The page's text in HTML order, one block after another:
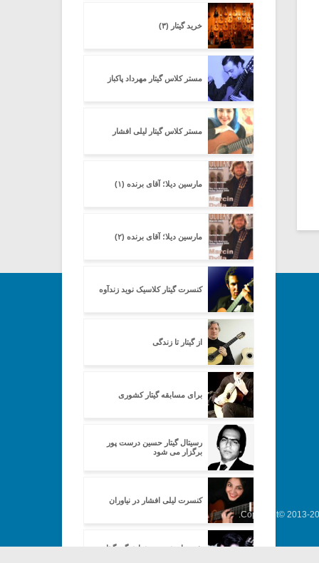
خرید گیتار (۳)
مستر کلاس گیتار مهرداد پاکباز
مستر کلاس گیتار لیلی افشار
مارسین دیلا؛ آقای برنده (۱)
مارسین دیلا؛ آقای برنده (۲)
کنسرت گیتار کلاسیک نوید زندآوه
از گیتار تا زندگی
برای مسابقه گیتار کشوری
رسیتال گیتار حسین درست پور
برگزار می شود
کنسرت لیلی افشار در نیاوران
شیوه ای نوین در نوازندگی گیتار
Copyright© 2013-